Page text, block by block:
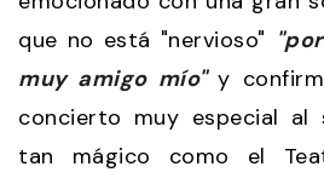
que no está "nervioso"
muy amigo mío"y
concierto muy especial al
tan mágico como el